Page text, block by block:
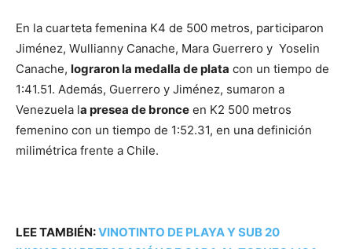
En la cuarteta femenina K4 de 500 metros, participaron
Jiménez, Wullianny Canache, Mara Guerrero y Yoselin
Canache, lograron la medalla de plata con un tiempo de
1:41.51. Además, Guerrero y Jiménez, sumaron a
Venezuela la presea de bronce en K2 500 metros
femenino con un tiempo de 1:52.31, en una definición
milimétrica frente a Chile.
LEE TAMBIÉN:VINOTINTO DE PLAYA Y SUB 20